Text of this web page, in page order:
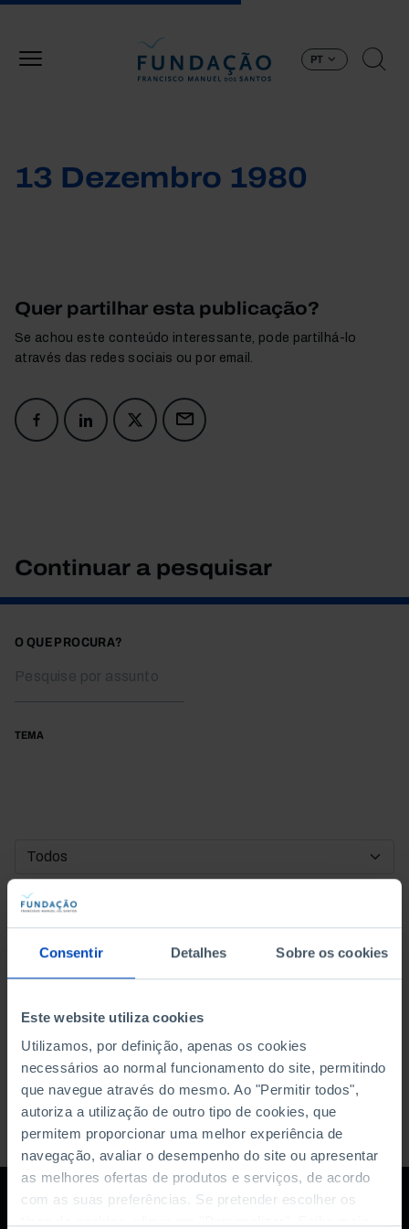
Consentir Detalhes Sobre os cookies
Este website utiliza cookies
Utilizamos, por definição, apenas os cookies
necessários ao normal funcionamento do site, permitindo
que navegue através do mesmo. Ao "Permitir todos",
autoriza a utilização de outro tipo de cookies, que
permitem proporcionar uma melhor experiência de
navegação, avaliar o desempenho do site ou apresentar
as melhores ofertas de produtos e serviços, de acordo
com as suas preferências. Se pretender escolher os
PT
13 Dezembro 1980
Quer partilhar esta publicação?
Se achou este conteúdo interessante, pode partilhá-lo
através das redes sociais ou por email.
Continuar a pesquisar
O QUE PROCURA?
TEMA
DATA DE INÍCIO
DATA DE FIM